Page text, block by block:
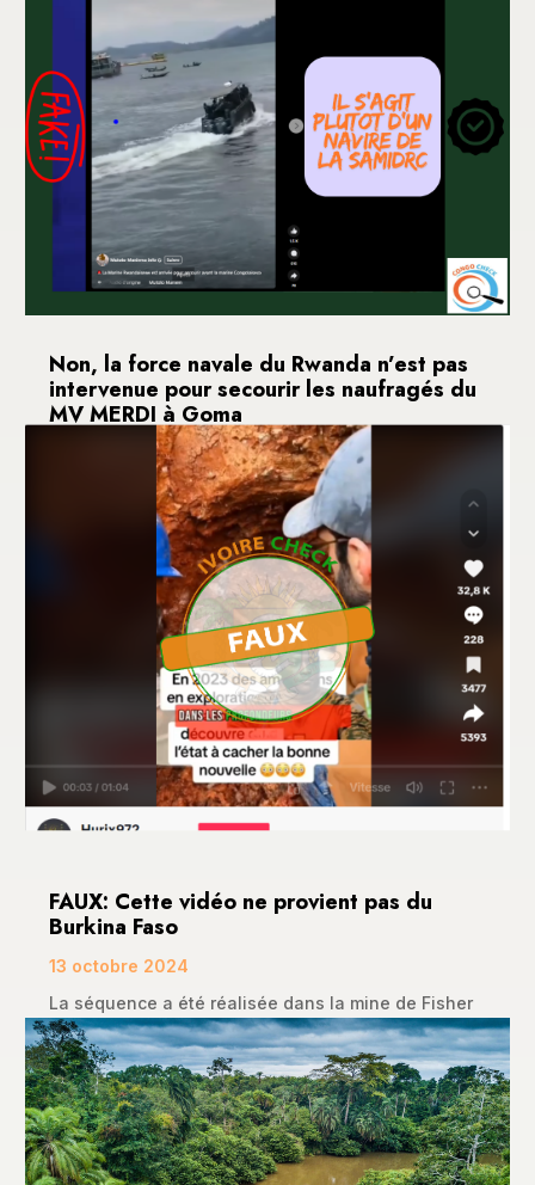
Non, la force navale du Rwanda n’est pas
intervenue pour secourir les naufragés du
MV MERDI à Goma
13 octobre 2024
La ville de Goma dans la province du Nord-Kivu, en
particulier, et la région de Minova dans le...
FAUX: Cette vidéo ne provient pas du
Burkina Faso
13 octobre 2024
La séquence a été réalisée dans la mine de Fisher
Mountain en Arkansas aux États-Unis. Ce post...